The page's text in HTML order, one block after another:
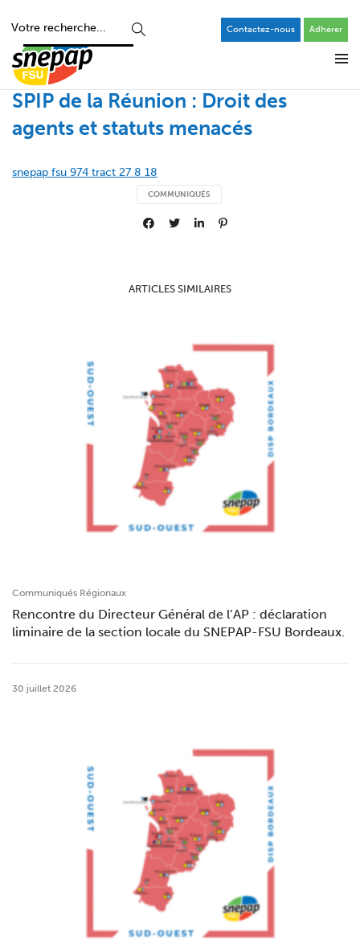
Contactez-nous Adhérer
SPIP de la Réunion : Droit des
agents et statuts menacés
snepap fsu 974 tract 27 8 18
COMMUNIQUÉS
ARTICLES SIMILAIRES
Communiqués Régionaux
Rencontre du Directeur Général de l’AP : déclaration
liminaire de la section locale du SNEPAP-FSU Bordeaux.
30 juillet 2026